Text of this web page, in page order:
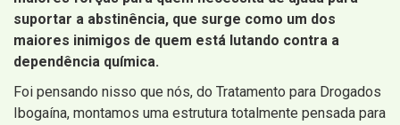
suportar a abstinência, que surge como um dos
maiores inimigos de quem está lutando contra a
dependência química.
Foi pensando nisso que nós, do Tratamento para Drogados
Ibogaína, montamos uma estrutura totalmente pensada para